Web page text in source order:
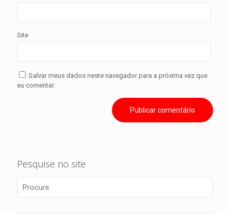
Site
Salvar meus dados neste navegador para a próxima vez que
eu comentar.
Pesquise no site